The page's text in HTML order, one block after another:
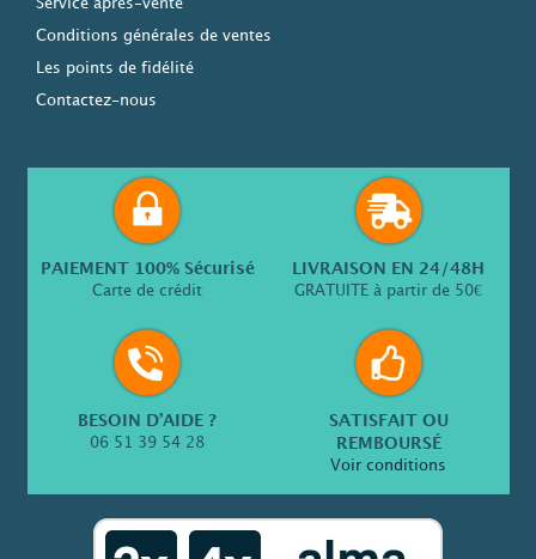
Service après-vente
Conditions générales de ventes
Les points de fidélité
Contactez-nous
PAIEMENT 100% Sécurisé
Carte de crédit
LIVRAISON EN 24/48H
GRATUITE à partir de 50€
BESOIN D’AIDE ?
06 51 39 54 28
SATISFAIT OU
REMBOURSÉ
Voir conditions